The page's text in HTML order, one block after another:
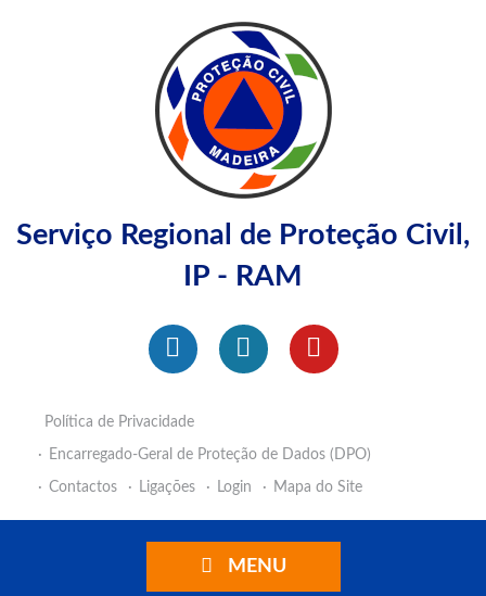
Serviço Regional de Proteção Civil,
IP - RAM
Política de Privacidade
Encarregado-Geral de Proteção de Dados (DPO)
Contactos
Ligações Login Mapa do Site
MENU